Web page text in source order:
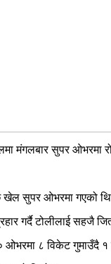
मंगलबार सुपर ओभरमा
सुपर ओभरमा गएको
गर्दै टोलीलाई सहजै
८ विकेट गुमाउँदै